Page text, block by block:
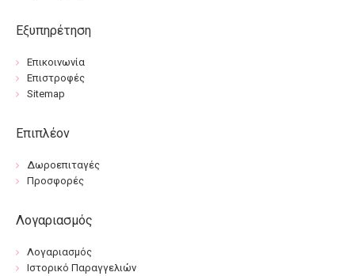
Εξυπηρέτηση
Επικοινωνία
Επιστροφές
Sitemap
Επιπλέον
Δωροεπιταγές
Προσφορές
Λογαριασμός
Λογαριασμός
Ιστορικό Παραγγελιών